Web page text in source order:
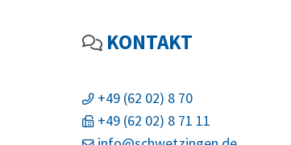
KONTAKT
+49 (62 02) 8 70
+49 (62 02) 8 71 11